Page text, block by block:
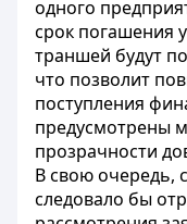
одного
срок погашения
траншей будут
что позволит
поступления
предусмотрены
прозрачности
В свою очередь,
следовало бы